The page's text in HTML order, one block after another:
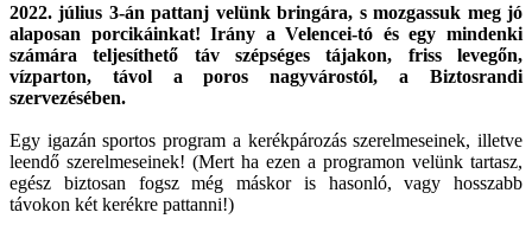
2022. július 3-án pattanj velünk bringára, s mozgassuk meg jó
alaposan porcikáinkat! Irány a Velencei-tó és egy mindenki
számára teljesíthető táv szépséges tájakon, friss levegőn,
vízparton, távol a poros nagyvárostól, a Biztosrandi
szervezésében.
Egy igazán sportos program a kerékpározás szerelmeseinek, illetve
leendő szerelmeseinek! (Mert ha ezen a programon velünk tartasz,
egész biztosan fogsz még máskor is hasonló, vagy hosszabb
távokon két kerékre pattanni!)